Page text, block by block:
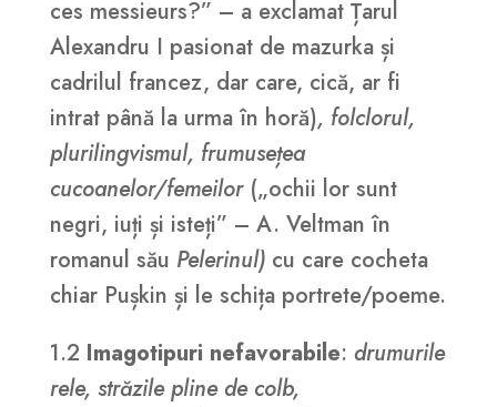
ces messieurs?” – a exclamat Țarul
Alexandru I pasionat de mazurka și
cadrilul francez, dar care, cică, ar fi
intrat până la urma în horă), folclorul,
plurilingvismul, frumusețea
cucoanelor/femeilor („ochii lor sunt
negri, iuți și isteți” – A. Veltman în
romanul său Pelerinul) cu care cocheta
chiar Pușkin și le schița portrete/poeme.
1.2 Imagotipuri nefavorabile: drumurile
rele, străzile pline de colb,